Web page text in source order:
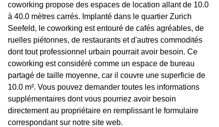
coworking propose des espaces de location allant de 10.0
à 40.0 mètres carrés. Implanté dans le quartier Zurich
Seefeld, le coworking est entouré de cafés agréables, de
ruelles piétonnes, de restaurants et d'autres commodités
dont tout professionnel urbain pourrait avoir besoin. Ce
coworking est considéré comme un espace de bureau
partagé de taille moyenne, car il couvre une superficie de
10.0 m². Vous pouvez demander toutes les informations
supplémentaires dont vous pourriez avoir besoin
directement au propriétaire en remplissant le formulaire
correspondant sur notre site web.